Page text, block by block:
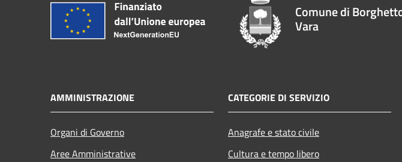
Comune di
Vara
AMMINISTRAZIONE
Organi di Governo
Aree Amministrative
CATEGORIE DI SERVIZIO
Anagrafe e stato civile
Cultura e tempo libero